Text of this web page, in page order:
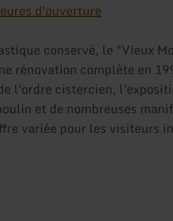
d'ouverture
conservé, le "Vieux
rénovation complète en
l'ordre cistercien,
et de nombreuses
variée pour les visiteurs